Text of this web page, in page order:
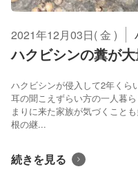
2021年12月03日( 金 )
ハクビシンの糞が
ハクビシンが侵入して2年くら
耳の聞こえずらい方の一人暮
まりに来た家族が気づくこと
根の継...
続きを見る